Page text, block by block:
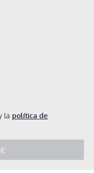
la política de